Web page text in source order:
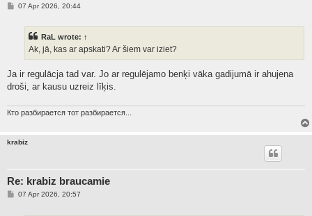
P07 Apr 2026, 20:44
RaL wrote: ↑
Ak, jā, kas ar apskati? Ar šiem var iziet?
Ja ir regulācja tad var. Jo ar regulējamo benķi vāka gadijumā ir ahujena
droši, ar kausu uzreiz līķis.
Кто разбирается тот разбирается...
krabiz
Re: krabiz braucamie
P07 Apr 2026, 20:57